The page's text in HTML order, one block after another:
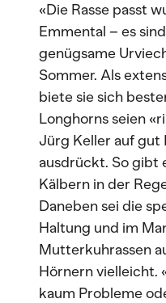
«Die Rasse passt
Emmental – es
genügsame
Sommer. Als
biete sie sich
Longhorns seien
Jürg Keller auf gut
ausdrückt. So gibt
Kälbern in der
Daneben sei die
Haltung und im
Mutterkuhrassen
Hörnern vielleicht.
kaum Probleme